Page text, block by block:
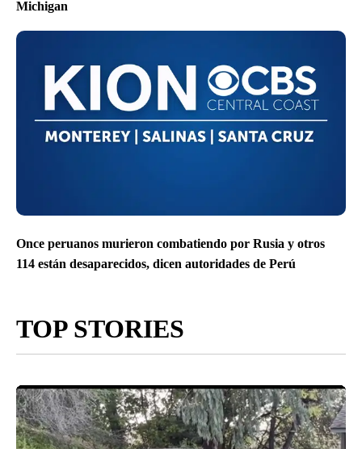
Michigan
Once peruanos murieron combatiendo por Rusia y otros
114 están desaparecidos, dicen autoridades de Perú
TOP STORIES